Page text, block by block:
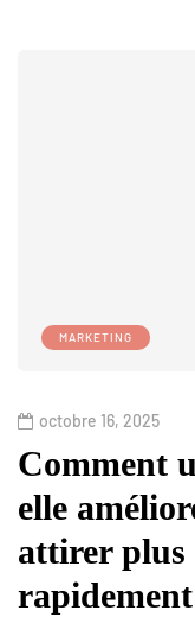
MARKETING
octobre 16, 2025
Comment
elle
attirer plus